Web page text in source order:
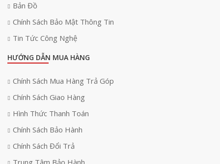
Bản Đồ
Chính Sách Bảo Mật Thông Tin
Tin Tức Công Nghệ
HƯỚNG DẪN MUA HÀNG
Chính Sách Mua Hàng Trả Góp
Chính Sách Giao Hàng
Hình Thức Thanh Toán
Chính Sách Bảo Hành
Chính Sách Đổi Trả
Trung Tâm Bảo Hành